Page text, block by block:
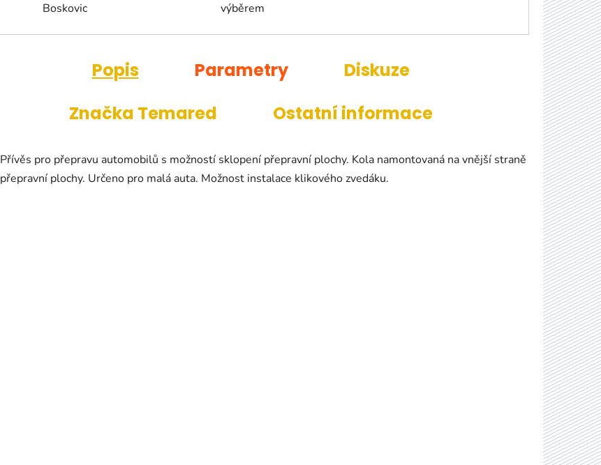
Boskovic
výběrem
Popis Parametry
Diskuze
Značka Temared Ostatní informace
Přívěs pro přepravu automobilů s možností sklopení přepravní plochy. Kola namontovaná na vnější straně
přepravní plochy. Určeno pro malá auta. Možnost instalace klikového zvedáku.